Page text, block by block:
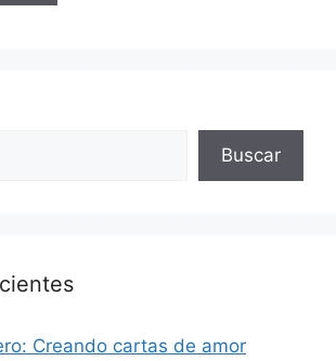
Buscar
Creando cartas de amor